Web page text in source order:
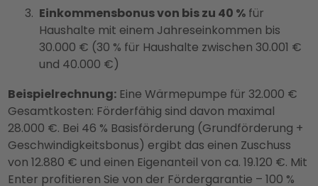
Einkommensbonus von bis zu 40 %für
Haushalte mit einem Jahreseinkommen bis
30.000 € (30 % für Haushalte zwischen 30.001 €
und 40.000 €)
Beispielrechnung:Eine Wärmepumpe für 32.000 €
Gesamtkosten: Förderfähig sind davon maximal
28.000 €. Bei 46 % Basisförderung (Grundförderung +
Geschwindigkeitsbonus) ergibt das einen Zuschuss
von 12.880 € und einen Eigenanteil von ca. 19.120 €. Mit
Enter profitieren Sie von der Fördergarantie – 100 %